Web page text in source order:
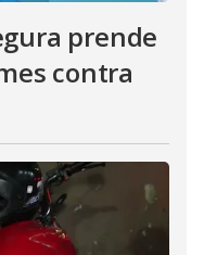
prende
contra